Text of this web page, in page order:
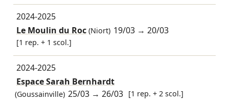
2024-2025
Le Moulin du Roc(Niort) 19/03 →20/03
[1 rep. + 1 scol.]
2024-2025
Espace Sarah Bernhardt
(Goussainville) 25/03 →26/03 [1 rep. + 2 scol.]